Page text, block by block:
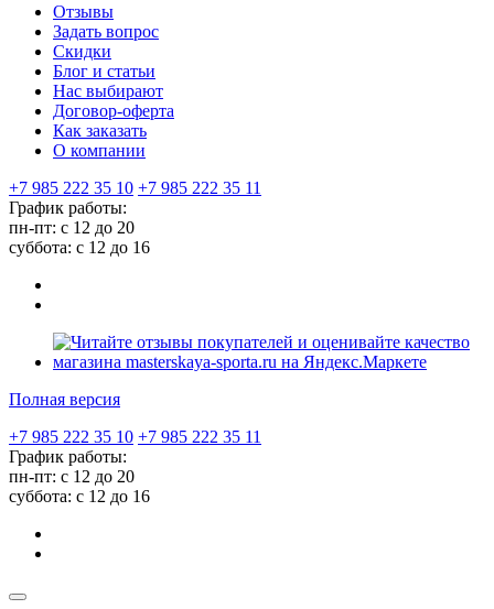
Отзывы
Задать вопрос
Скидки
Блог и статьи
Нас выбирают
Договор-оферта
Как заказать
О компании
+7 985 222 35 10 +7 985 222 35 11
График работы:
пн-пт: с 12 до 20
суббота: c 12 до 16
Полная версия
+7 985 222 35 10 +7 985 222 35 11
График работы:
пн-пт: с 12 до 20
суббота: c 12 до 16